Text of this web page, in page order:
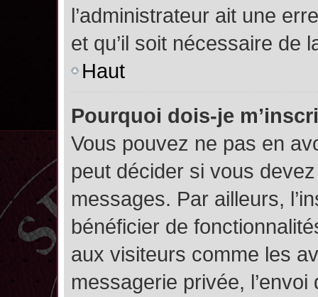
l’administrateur ait une
et qu’il soit nécessaire de
Haut
Pourquoi dois-je
Vous pouvez ne pas en
peut décider si vous
messages. Par ailleurs,
bénéficier de
aux visiteurs comme les
messagerie privée,